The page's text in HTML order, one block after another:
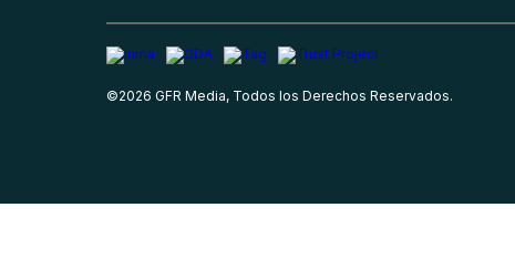
©2026 GFR Media, Todos los Derechos Reservados.